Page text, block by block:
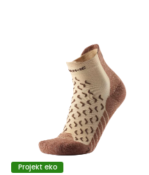
Projekt eko